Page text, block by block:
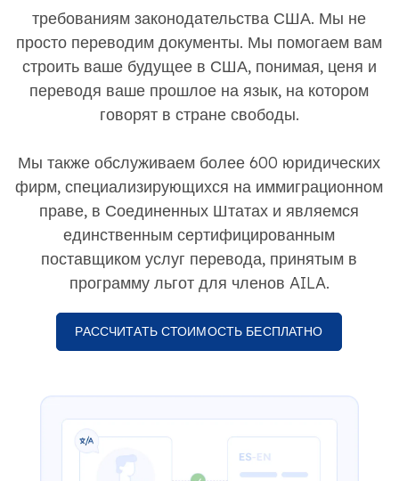
требованиям законодательства США. Мы не
просто переводим документы. Мы помогаем вам
строить ваше будущее в США, понимая, ценя и
переводя ваше прошлое на язык, на котором
говорят в стране свободы.
Мы также обслуживаем более 600 юридических
фирм, специализирующихся на иммиграционном
праве, в Соединенных Штатах и ​​являемся
единственным сертифицированным
поставщиком услуг перевода, принятым в
программу льгот для членов AILA.
РАССЧИТАТЬ СТОИМОСТЬ БЕСПЛАТНО